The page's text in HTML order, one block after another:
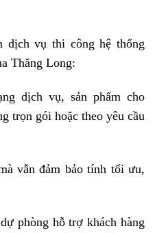
vụ thi công hệ thống
Thăng Long:
dịch vụ, sản phẩm cho
trọn gói hoặc theo yêu cầu
vẫn đảm bảo tính tối ưu,
phòng hỗ trợ khách hàng